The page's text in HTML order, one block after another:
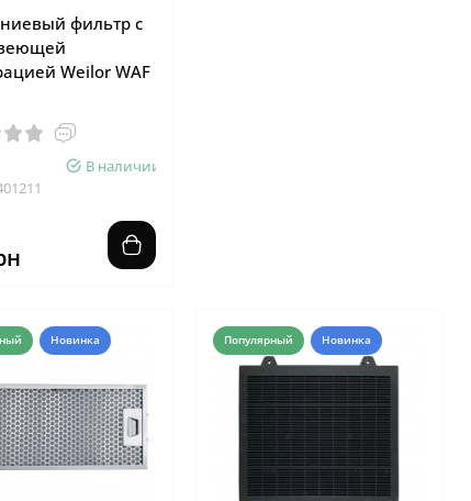
фильтр с
Weilor WAF
В наличии
Новинка Популярный Новинка